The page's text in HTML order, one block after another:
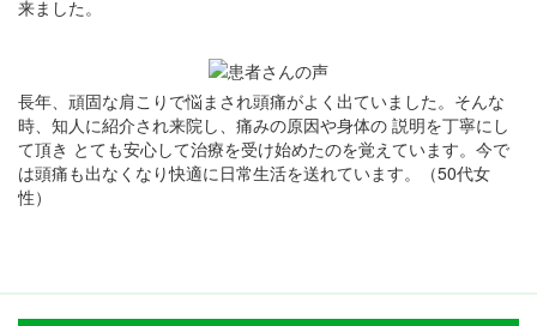
来ました。
長年、頑固な肩こりで悩まされ頭痛がよく出ていました。そんな
時、知人に紹介され来院し、痛みの原因や身体の 説明を丁寧にし
て頂き とても安心して治療を受け始めたのを覚えています。今で
は頭痛も出なくなり快適に日常生活を送れています。（50代女
性）